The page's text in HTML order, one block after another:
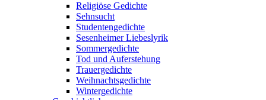
Religiöse Gedichte
Sehnsucht
Studentengedichte
Sesenheimer Liebeslyrik
Sommergedichte
Tod und Auferstehung
Trauergedichte
Weihnachtsgedichte
Wintergedichte